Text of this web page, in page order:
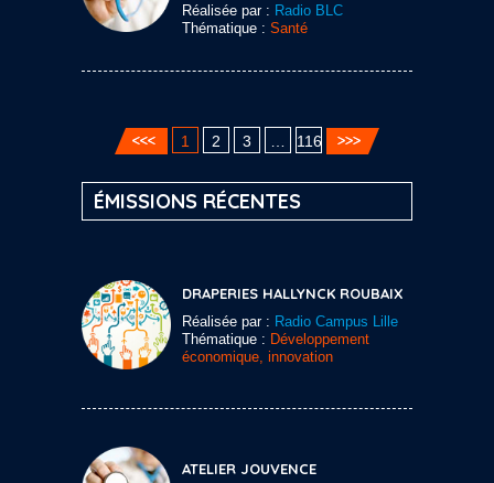
Réalisée par : Radio BLC
Thématique : Santé
1 2 3 116
ÉMISSIONS RÉCENTES
DRAPERIES HALLYNCK ROUBAIX
Réalisée par : Radio Campus Lille
Thématique : Développement
économique, innovation
ATELIER JOUVENCE